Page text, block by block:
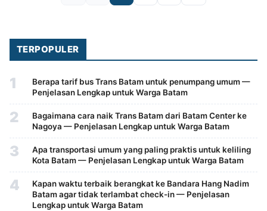
TERPOPULER
1
Berapa tarif bus Trans Batam untuk penumpang umum —
Penjelasan Lengkap untuk Warga Batam
2
Bagaimana cara naik Trans Batam dari Batam Center ke
Nagoya — Penjelasan Lengkap untuk Warga Batam
3
Apa transportasi umum yang paling praktis untuk keliling
Kota Batam — Penjelasan Lengkap untuk Warga Batam
4
Kapan waktu terbaik berangkat ke Bandara Hang Nadim
Batam agar tidak terlambat check-in — Penjelasan
Lengkap untuk Warga Batam